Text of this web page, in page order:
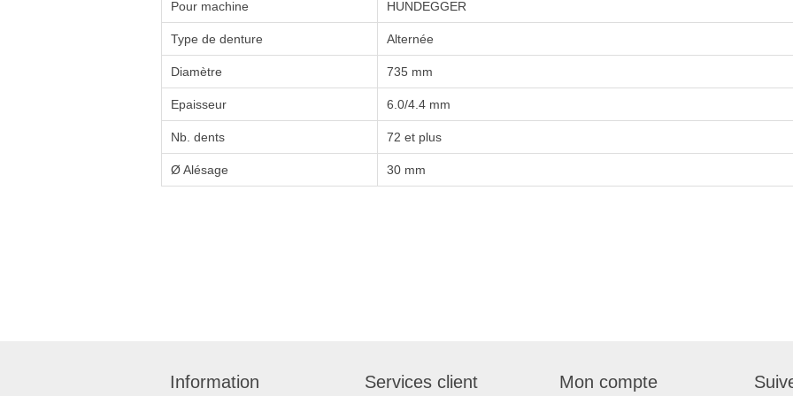
Pour machine HUNDEGGER
Type de denture Alternée
Diamètre 735 mm
Epaisseur 6.0/4.4 mm
Nb. dents 72 et plus
Ø Alésage 30 mm
Information Services client Mon compte